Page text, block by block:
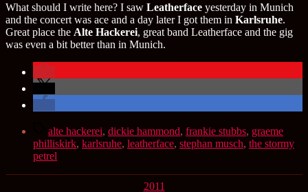
What should I write here? I saw Leatherface yesterday in Munich
and the concert was ace and a day later I got them in Karlsruhe.
Great place the Alte Hackerei, great band Leatherface and the gig
was even a bit better than in Munich.
Schlagwörter
alte hackerei, dickie hammond, frankie stubbs, graeme
philliskirk, karlsruhe, leatherface, stephan musch, the stormy
petrel
Kategorien
2011